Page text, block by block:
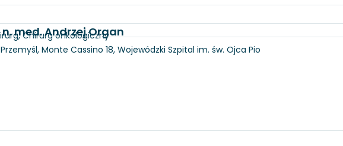
med. Andrzej Organ
Chirurg onkologiczny
Przemyśl, Monte Cassino 18, Wojewódzki Szpital im. św. Ojca Pio